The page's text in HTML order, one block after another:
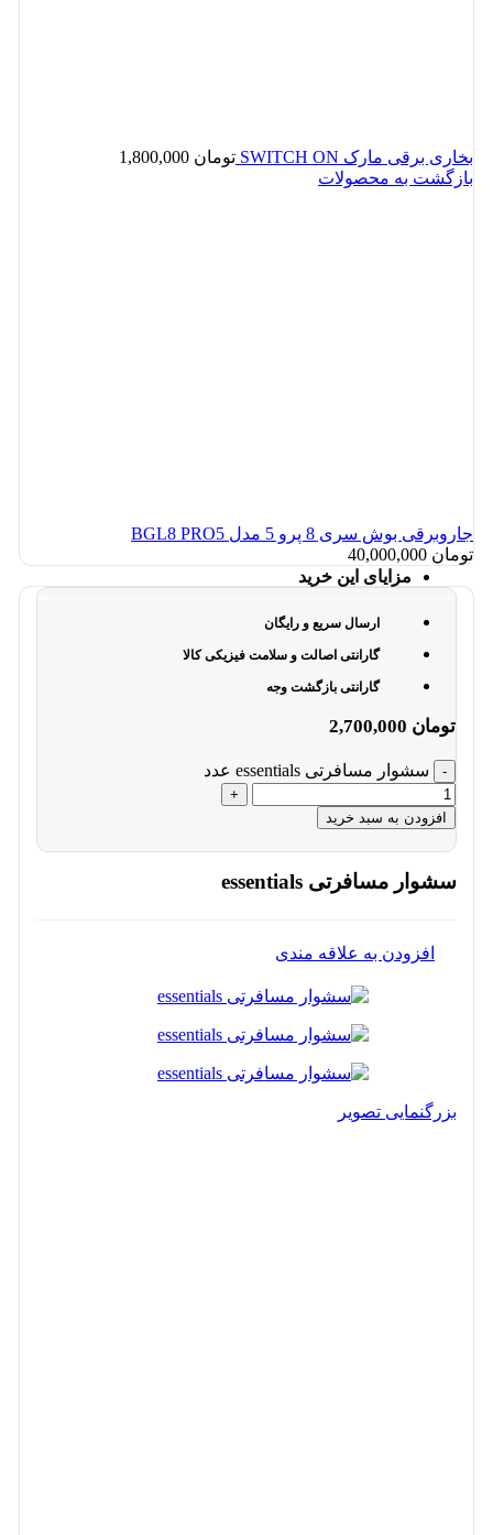
بخاری برقی مارک SWITCH ON تومان
بازگشت به محصولات
جاروبرقی بوش سری 8 پرو 5 مدل BGL8 PRO5
تومان
مزایای این خرید
ارسال سریع و رایگان
گارانتی اصالت و سلامت فیزیکی کالا
گارانتی بازگشت وجه
تومان
سشوار مسافرتی essentials عدد
افزودن به سبد خرید
سشوار مسافرتی essentials
افزودن به علاقه مندی
بزرگنمایی تصویر